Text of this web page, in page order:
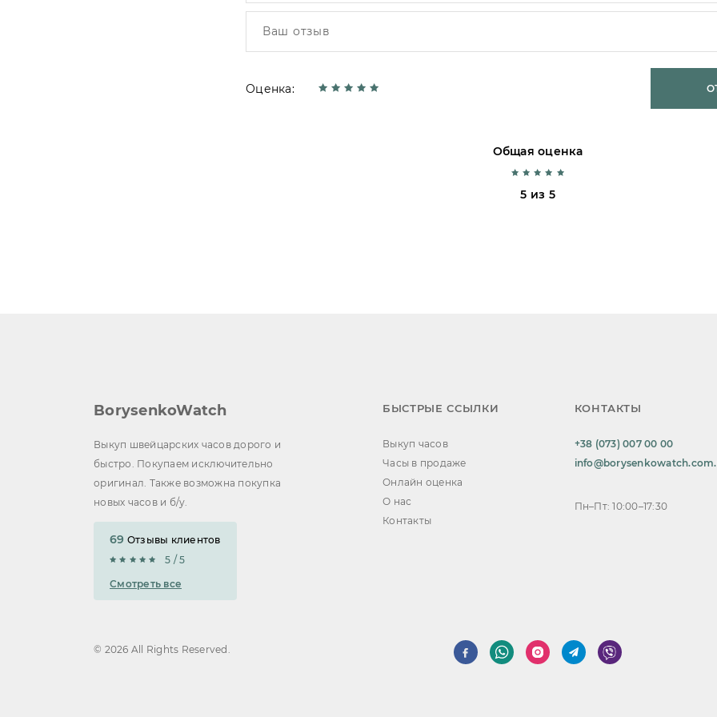
Оценка:
Общая оценка
5 из 5
BorysenkoWatch
Выкуп швейцарских часов дорого и
быстро. Покупаем исключительно
оригинал. Также возможна покупка
новых часов и б/у.
69 Отзывы клиентов
5 / 5
Смотреть все
БЫСТРЫЕ ССЫЛКИ
Выкуп часов
Часы в продаже
Онлайн оценка
О нас
Контакты
КОНТАКТЫ
+38 (073) 007 00 00
Пн–Пт: 10:00–17:30
© 2026 All Rights Reserved.